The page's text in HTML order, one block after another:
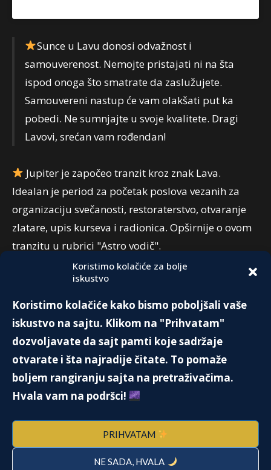
Koristimo kolačiće za bolje
iskustvo
Koristimo kolačiće kako bismo poboljšali vaše
iskustvo na sajtu. Klikom na "Prihvatam"
dozvoljavate da sajt pamti koje sadržaje
otvarate i šta najradije čitate. To pomaže
boljem rangiranju sajta na pretraživačima.
Hvala vam na podršci!
PRIHVATAM
NE SADA, HVALA
Sunce u Lavu donosi odvažnost i
samouverenost. Nemojte pristajati ni na šta
ispod onoga što smatrate da zaslužujete.
Samouvereni nastup će vam olakšati put ka
pobedi. Ne sumnjajte u svoje kvalitete. Dragi
Lavovi, srećan vam rođendan!
Jupiter je započeo tranzit kroz znak Lava.
Idealan je period za početak poslova vezanih za
organizaciju svečanosti, restoraterstvo, otvaranje
zlatare, upis kurseva i radionica. Opširnije o ovom
tranzitu u rubrici "Astro vodič".
29. Juna 2020.
DIJAMANT – SIMBOL VEČNE LJUBAVI
12. Augusta 2019.
Ruska carica Katarina Velika